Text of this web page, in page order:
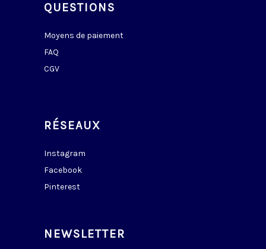
QUESTIONS
Moyens de paiement
FAQ
CGV
RÉSEAUX
Instagram
Facebook
Pinterest
NEWSLETTER